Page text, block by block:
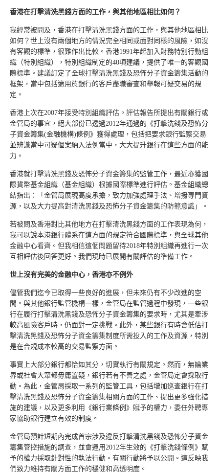
香港在打擊清洗黑錢方面的工作，與其他地區相比如何？
我經常被問及，香港在打擊清洗黑錢方面的工作，與其他地區相比
如何？世上沒有兩個地方的情況完全相同或面對同樣的風險，如沒
有客觀的標準，很難作出比較。香港1991年起加入財務特別行動組
織（特別組織），特別組織制定的40項建議，提供了唯一的客觀國
際標準。建議訂定了全球打擊清洗黑錢及恐怖分子資金籌集活動的
框架，當中包括適用於銀行的客戶盡職審查和舉報可疑交易的規
定。
香港上次在2007年接受特別組織評估。評估報告所提出有關銀行或
金管局的事宜，絕大部份已透過2012年通過的《打擊洗錢及恐怖分
子資金籌集(金融機構)條例》獲得處理，包括把要求銀行監察交易
並辨識當中可疑個案納入法例當中，大大提升銀行在這些方面的能
力。
香港就打擊清洗黑錢及恐怖分子資金籌集的監管工作，最近亦獲國
際貨幣基金組織（基金組織）根據國際標準進行評估。基金組織總
結指出：「金管局展現高度承擔，致力加強處理手法、增撥專門資
源，以及大力提高對清洗黑錢及恐怖分子資金籌集的防範意識」。
若被問及香港對比其他地方在打擊清洗黑錢方面的工作表現為何，
我可以說本港銀行體系在這方面的規定符合國際標準，與全球其他
金融中心看齊。但我相信這個問題留待2018年特別組織再進行一次
互相評估後回答更好。我們現時已展開有關評估的準備工作。
世上沒有完美的金融中心，香港亦不例外
儘管我們迄今已取得一些良好的進展，但未來仍有不少改進的空
間。與其他銀行監管機構一樣，金管局在監管過程中發現，一些銀
行在履行打擊清洗黑錢及恐怖分子資金籌集的要求時，尤其是牽涉
較高風險客戶時，仍面對一定挑戰。此外，某些銀行有時會低估打
擊清洗黑錢及恐怖分子資金籌集制度所需投入的工作及資源，特別
是在合規成本較高的交易監察方面。
事實上大部分銀行都恰如其分，切實執行有關規定。然而，無論業
界或社會大眾都毋庸置疑，銀行若有不善之處，金管局定會採取行
動。為此，金管局採取一系列的監管工具，包括增加巡查銀行在打
擊清洗黑錢及恐怖分子資金籌集相關方面的工作、提出更多強化措
施的建議，以及更多利用《銀行業條例》賦予的權力，委任外聘專
家協助銀行建立有效的制度。
金管局預計短期內完成首宗涉及違反打擊清洗黑錢及恐怖分子資金
籌集管控措施的調查，並會運用2012年生效的《打擊洗錢條例》賦
予的權力採取針對性的執法行動。有關行動將予以公開。這反映我
們致力維持有關方面工作的穩健和高透明度。